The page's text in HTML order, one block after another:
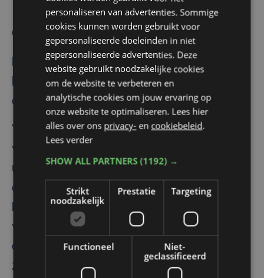
Oproep tot structurele maatregelen
De industriefederaties vragen tegelijk
blijvende inspanningen van de overheid
om de sector competitief te houden.
“Een soepeler vergunningenbeleid, een
vlottere innovatie- en informatie-
uitwisseling met de strategische
onderzoekscentra, investeringen in de
klimaattransitie en een structurele aanpak
van de hoge energiekosten zijn essentieel
om onze industrie competitief te houden”,
zeggen de vier directeurs Nadia Lapage,
personaliseren van advertenties. Sommige
cookies kunnen worden gebruikt voor
gepersonaliseerde doeleinden in niet
gepersonaliseerde advertenties. Deze
website gebruikt noodzakelijke cookies
om de website te verbeteren en
analytische cookies om jouw ervaring op
onze website te optimaliseren. Lees hier
alles over ons privacy- en cookiebeleid.
Lees verder
SHOW ALL PARTNERS(1192) →
Strikt
noodzakelijk
Prestatie Targeting
Functioneel
Niet-
geclassificeerd